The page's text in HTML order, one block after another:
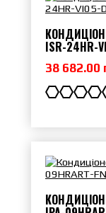
ISR-24HR-
38 682.00